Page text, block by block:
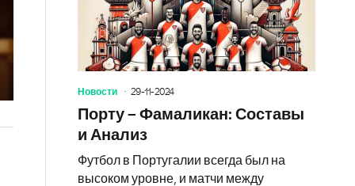
Новости 29-11-2024
Порту – Фамаликан: Составы
и Анализ
Футбол в Португалии всегда был на
высоком уровне, и матчи между